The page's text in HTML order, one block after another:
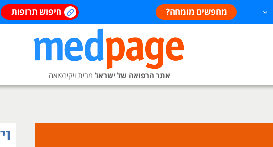
מחפשים מומחה? חיפוש תרופות
אתר הרפואה של ישראל מבית ויקירפואה